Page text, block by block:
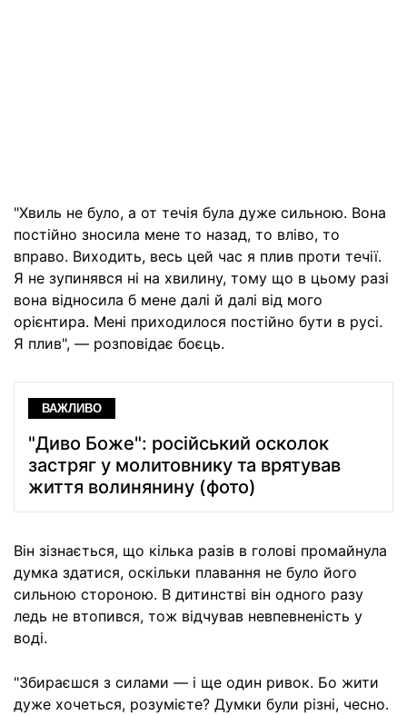
"Хвиль не було, а от течія була дуже сильною. Вона
постійно зносила мене то назад, то вліво, то
вправо. Виходить, весь цей час я плив проти течії.
Я не зупинявся ні на хвилину, тому що в цьому разі
вона відносила б мене далі й далі від мого
орієнтира. Мені приходилося постійно бути в русі.
Я плив", — розповідає боєць.
ВАЖЛИВО
"Диво Боже": російський осколок
застряг у молитовнику та врятував
життя волинянину (фото)
Він зізнається, що кілька разів в голові промайнула
думка здатися, оскільки плавання не було його
сильною стороною. В дитинстві він одного разу
ледь не втопився, тож відчував невпевненість у
воді.
"Збираєшся з силами — і ще один ривок. Бо жити
дуже хочеться, розумієте? Думки були різні, чесно.